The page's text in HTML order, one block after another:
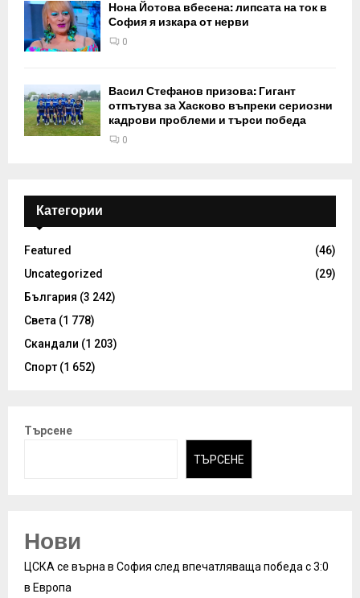
Нона Йотова вбесена: липсата на ток в
София я изкара от нерви
0
Васил Стефанов призова: Гигант
отпътува за Хасково въпреки сериозни
кадрови проблеми и търси победа
0
Категории
Featured
(46)
Uncategorized
(29)
България (3 242)
Света (1 778)
Скандали (1 203)
Спорт (1 652)
Търсене
ТЪРСЕНЕ
Нови
ЦСКА се върна в София след впечатляваща победа с 3:0
в Европа